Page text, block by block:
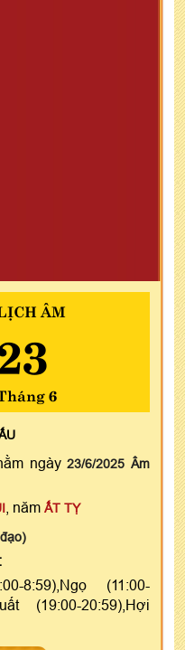
ÂM
6
ngày23/6/2025 Âm
, năm ẤT TỴ
8:59),Ngọ (11:00-
(19:00-20:59),Hợi